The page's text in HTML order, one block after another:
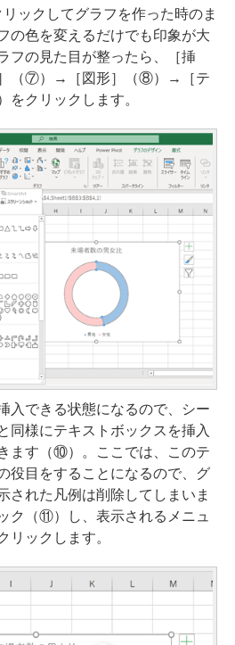
ックしてグラフを作った時のま
の色を変えるだけでも印象が大
フの見た目が整ったら、［挿
（⑦）→［図形］（⑧）→［テ
クリックします。
入できる状態になるので、シー
同様にテキストボックスを挿入
ます（⑩）。ここでは、このテ
役目をすることになるので、グ
された凡例は削除してしまいま
ク（⑪）し、表示されるメニュ
ックします。